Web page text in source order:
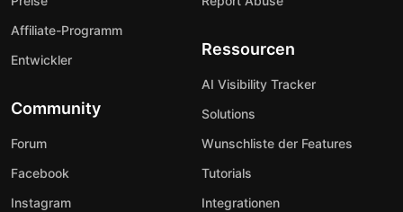
Affiliate-Programm
Entwickler
Community
Forum
Facebook
Instagram
Ressourcen
AI Visibility Tracker
Solutions
Wunschliste der Features
Tutorials
Integrationen